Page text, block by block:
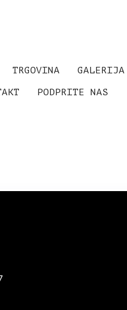
TRGOVINA GALERIJA
PODPRITE NAS